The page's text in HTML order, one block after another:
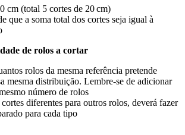
cm (total 5 cortes de 20 cm)
que a soma total dos cortes seja igual à
de rolos a cortar
rolos da mesma referência pretende
mesma distribuição. Lembre-se de adicionar
número de rolos
cortes diferentes para outros rolos, deverá fazer
para cada tipo